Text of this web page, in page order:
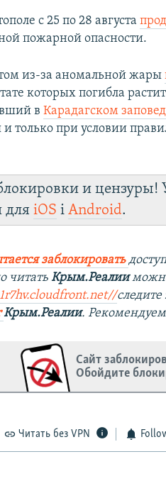
с 25 по 28 августа
пожарной опасности.
из-за аномальной жары
которых погибла
вКарадагском
и только при условии
и цензуры!
дляiOS іAndroid.
заблокировать
читатьКрым.Реалии
/
Крым.Реалии.
Сайт
Обойдите
Читать без VPN